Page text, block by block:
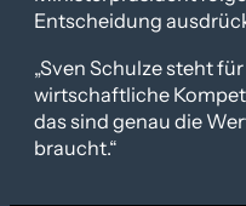
Entscheidung
„Sven Schulze steht
wirtschaftliche
das sind genau die
braucht.“